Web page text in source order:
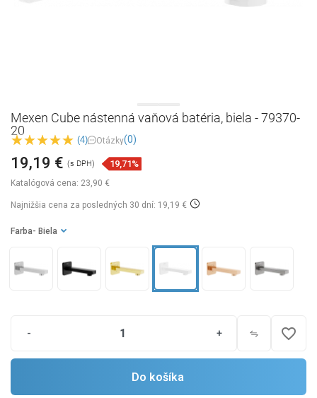
Mexen Cube nástenná vaňová batéria, biela - 79370-
20
(4) Otázky(0)
Katalógová cena: 23,90 €
19,19 € (s DPH) 19,71%
Najnižšia cena za posledných 30 dní: 19,19 €
Farba - Biela
- + favorite_border
Do košíka